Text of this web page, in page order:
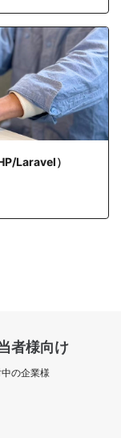
Laravel）
者様向け
の企業様